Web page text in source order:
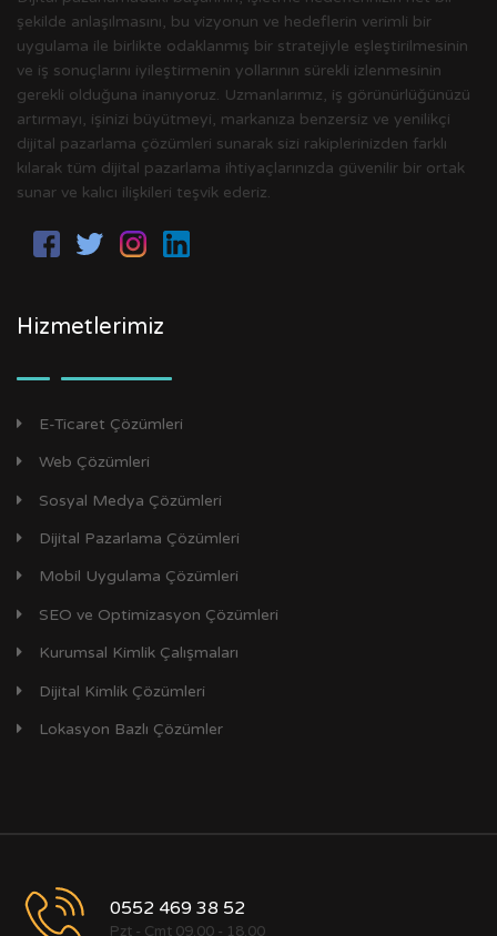
şekilde anlaşılmasını, bu vizyonun ve hedeflerin verimli bir
uygulama ile birlikte odaklanmış bir stratejiyle eşleştirilmesinin
ve iş sonuçlarını iyileştirmenin yollarının sürekli izlenmesinin
gerekli olduğuna inanıyoruz. Uzmanlarımız, iş görünürlüğünüzü
artırmayı, işinizi büyütmeyi, markanıza benzersiz ve yenilikçi
dijital pazarlama çözümleri sunarak sizi rakiplerinizden farklı
kılarak tüm dijital pazarlama ihtiyaçlarınızda güvenilir bir ortak
sunar ve kalıcı ilişkileri teşvik ederiz.
Hizmetlerimiz
E-Ticaret Çözümleri
Web Çözümleri
Sosyal Medya Çözümleri
Dijital Pazarlama Çözümleri
Mobil Uygulama Çözümleri
SEO ve Optimizasyon Çözümleri
Kurumsal Kimlik Çalışmaları
Dijital Kimlik Çözümleri
Lokasyon Bazlı Çözümler
0552 469 38 52
Pzt - Cmt 09.00 - 18.00